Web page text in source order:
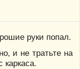
руки попал.
и не тратьте на
каркаса.